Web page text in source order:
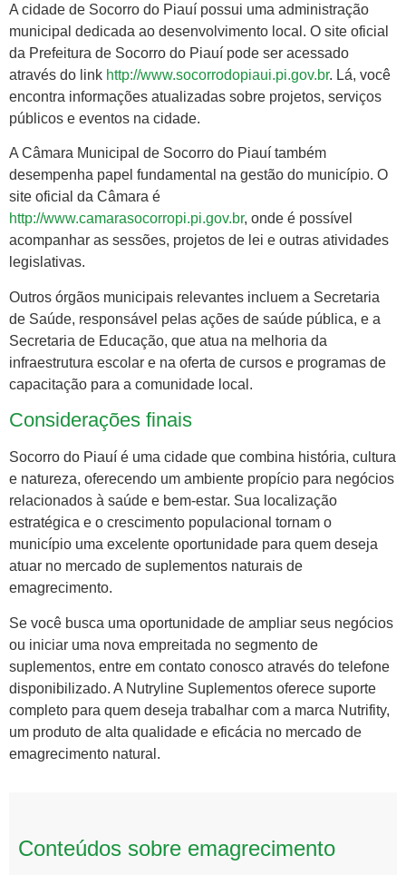
A cidade de Socorro do Piauí possui uma administração
municipal dedicada ao desenvolvimento local. O site oficial
da Prefeitura de Socorro do Piauí pode ser acessado
através do link http://www.socorrodopiaui.pi.gov.br. Lá, você
encontra informações atualizadas sobre projetos, serviços
públicos e eventos na cidade.
A Câmara Municipal de Socorro do Piauí também
desempenha papel fundamental na gestão do município. O
site oficial da Câmara é
http://www.camarasocorropi.pi.gov.br, onde é possível
acompanhar as sessões, projetos de lei e outras atividades
legislativas.
Outros órgãos municipais relevantes incluem a Secretaria
de Saúde, responsável pelas ações de saúde pública, e a
Secretaria de Educação, que atua na melhoria da
infraestrutura escolar e na oferta de cursos e programas de
capacitação para a comunidade local.
Considerações finais
Socorro do Piauí é uma cidade que combina história, cultura
e natureza, oferecendo um ambiente propício para negócios
relacionados à saúde e bem-estar. Sua localização
estratégica e o crescimento populacional tornam o
município uma excelente oportunidade para quem deseja
atuar no mercado de suplementos naturais de
emagrecimento.
Se você busca uma oportunidade de ampliar seus negócios
ou iniciar uma nova empreitada no segmento de
suplementos, entre em contato conosco através do telefone
disponibilizado. A Nutryline Suplementos oferece suporte
completo para quem deseja trabalhar com a marca Nutrifity,
um produto de alta qualidade e eficácia no mercado de
emagrecimento natural.
Conteúdos sobre emagrecimento